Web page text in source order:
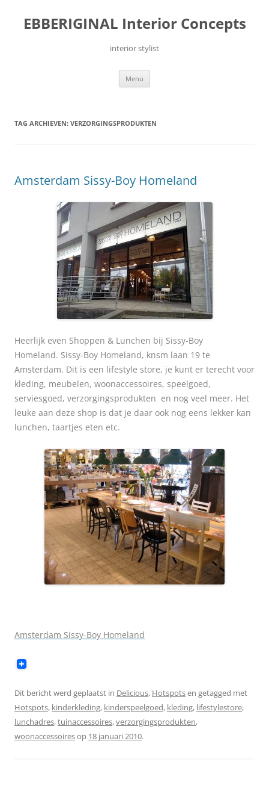
inhoud
EBBERIGINAL Interior Concepts
interior stylist
Menu
TAG ARCHIEVEN: VERZORGINGSPRODUKTEN
Amsterdam Sissy-Boy Homeland
Heerlijk even Shoppen & Lunchen bij Sissy-Boy
Homeland. Sissy-Boy Homeland, knsm laan 19 te
Amsterdam. Dit is een lifestyle store, je kunt er terecht voor
kleding, meubelen, woonaccessoires, speelgoed,
serviesgoed, verzorgingsprodukten en nog veel meer. Het
leuke aan deze shop is dat je daar ook nog eens lekker kan
lunchen, taartjes eten etc.
Amsterdam Sissy-Boy Homeland
Dit bericht werd geplaatst in Delicious, Hotspotsen getagged met
Hotspots, kinderkleding, kinderspeelgoed, kleding, lifestylestore,
lunchadres,tuinaccessoires,verzorgingsprodukten,
woonaccessoiresop 18 januari 2010.